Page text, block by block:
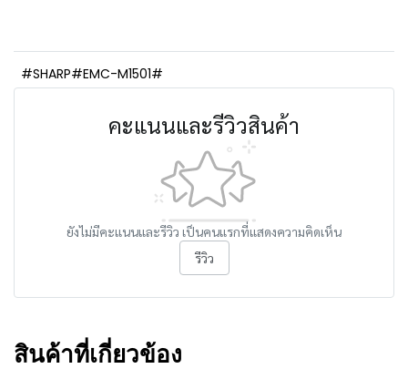
#SHARP#EMC-M1501#
คะแนนและรีวิวสินค้า
ยังไม่มีคะแนนและรีวิว เป็นคนแรกที่แสดงความคิดเห็น
รีวิว
สินค้าที่เกี่ยวข้อง